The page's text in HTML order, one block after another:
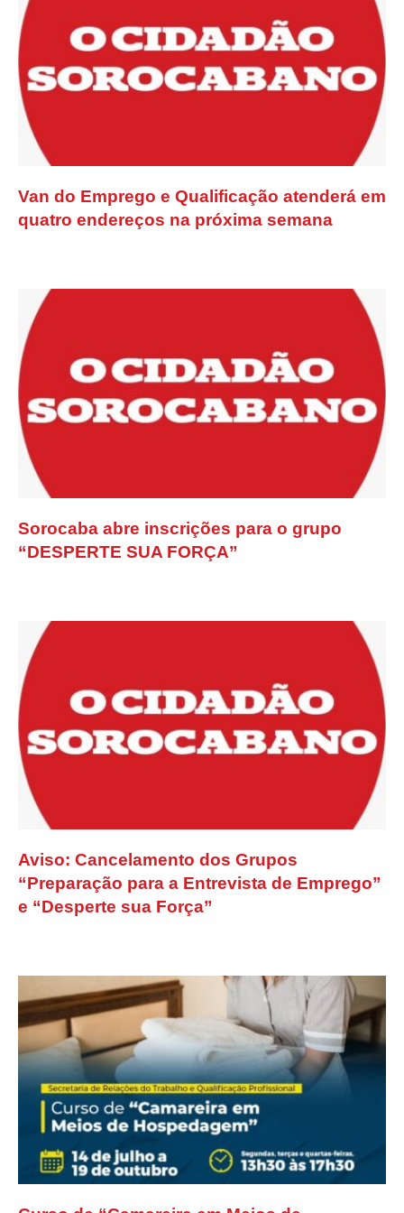
Van do Emprego e Qualificação atenderá em
quatro endereços na próxima semana
Sorocaba abre inscrições para o grupo
“DESPERTE SUA FORÇA”
Aviso: Cancelamento dos Grupos
“Preparação para a Entrevista de Emprego”
e “Desperte sua Força”